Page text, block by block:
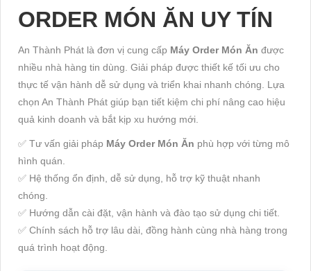
ORDER MÓN ĂN UY TÍN
An Thành Phát là đơn vị cung cấp Máy Order Món Ăn được
nhiều nhà hàng tin dùng. Giải pháp được thiết kế tối ưu cho
thực tế vận hành dễ sử dụng và triển khai nhanh chóng. Lựa
chọn An Thành Phát giúp bạn tiết kiệm chi phí nâng cao hiệu
quả kinh doanh và bắt kịp xu hướng mới.
✅ Tư vấn giải pháp Máy Order Món Ăn phù hợp với từng mô
hình quán.
✅ Hệ thống ổn định, dễ sử dụng, hỗ trợ kỹ thuật nhanh
chóng.
✅ Hướng dẫn cài đặt, vận hành và đào tạo sử dụng chi tiết.
✅ Chính sách hỗ trợ lâu dài, đồng hành cùng nhà hàng trong
quá trình hoạt động.